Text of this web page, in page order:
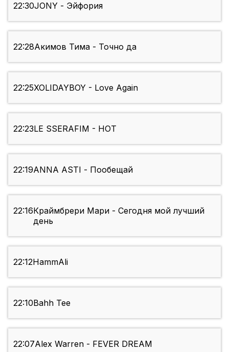
22:30JONY - Эйфория
22:28Акимов Тима - Точно да
22:25XOLIDAYBOY - Love Again
22:23LE SSERAFIM - HOT
22:19ANNA ASTI - Пообещай
22:16Краймбрери Мари - Сегодня мой лучший
день
22:12HammAli
22:10Bahh Tee
22:07Alex Warren - FEVER DREAM